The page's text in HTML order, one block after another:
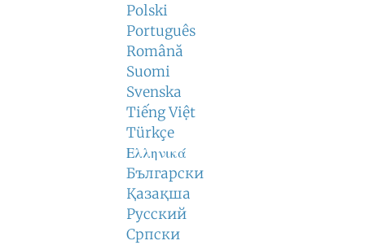
Polski
Português
Română
Suomi
Svenska
Tiếng Việt
Türkçe
Ελληνικά
Български
Қазақша
Русский
Српски